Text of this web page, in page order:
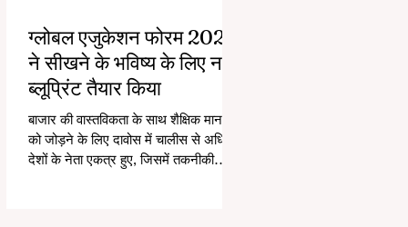
ग्लोबल एजुकेशन फोरम 2026
ने सीखने के भविष्य के लिए नया
ब्लूप्रिंट तैयार किया
बाजार की वास्तविकता के साथ शैक्षिक मानकों
को जोड़ने के लिए दावोस में चालीस से अधिक
देशों के नेता एकत्र हुए, जिसमें तकनीकी